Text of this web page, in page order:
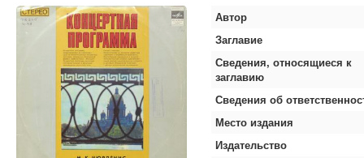
Автор
Заглавие
Сведения, относящиеся к
заглавию
Сведения об
Место издания
Издательство